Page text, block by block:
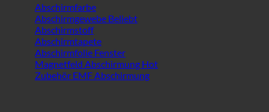
Abschirmfarbe
Abschirmgewebe
Abschirmstoff
Abschirmtapete
Abschirmfolie Fenster
Magnetfeld Abschirmung
Zubehör EMF Abschirmung